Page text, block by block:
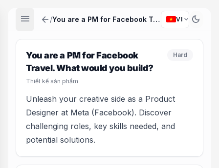
menu arrow_back / You are a PM for Facebook Travel. What would you build? VI expand_more dark_mode
You are a PM for Facebook
Travel. What would you build?
Thiết kế sản phẩm
Hard
Unleash your creative side as a Product
Designer at Meta (Facebook). Discover
challenging roles, key skills needed, and
potential solutions.